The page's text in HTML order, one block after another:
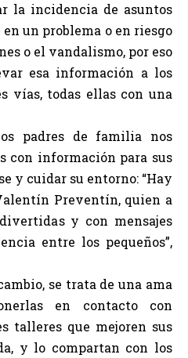
la incidencia de asuntos
un problema o en riesgo
o el vandalismo, por eso
esa información a los
vías, todas ellas con una
padres de familia nos
con información para sus
y cuidar su entorno: “Hay
Preventín, quien a
y con mensajes
entre los pequeños”,
se trata de una ama
en contacto con
talleres que mejoren sus
y lo compartan con los